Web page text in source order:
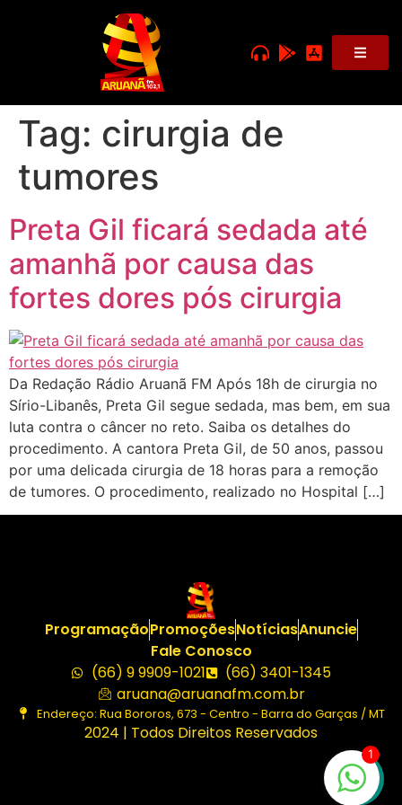
Tag: cirurgia de
tumores
Preta Gil ficará sedada até
amanhã por causa das
fortes dores pós cirurgia
Da Redação Rádio Aruanã FM Após 18h de cirurgia no
Sírio-Libanês, Preta Gil segue sedada, mas bem, em sua
luta contra o câncer no reto. Saiba os detalhes do
procedimento. A cantora Preta Gil, de 50 anos, passou
por uma delicada cirurgia de 18 horas para a remoção
de tumores. O procedimento, realizado no Hospital […]
ProgramaçãoPromoçõesNotíciasAnuncie
Fale Conosco
(66) 9 9909-1021
(66) 3401-1345
aruana@aruanafm.com.br
Endereço: Rua Bororos, 673 - Centro - Barra do Garças / MT
2024 | Todos Direitos Reservados
1